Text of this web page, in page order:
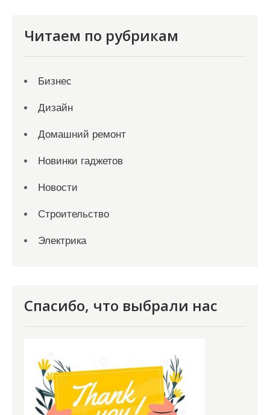
Читаем по рубрикам
Бизнес
Дизайн
Домашний ремонт
Новинки гаджетов
Новости
Строительство
Электрика
Спасибо, что выбрали нас